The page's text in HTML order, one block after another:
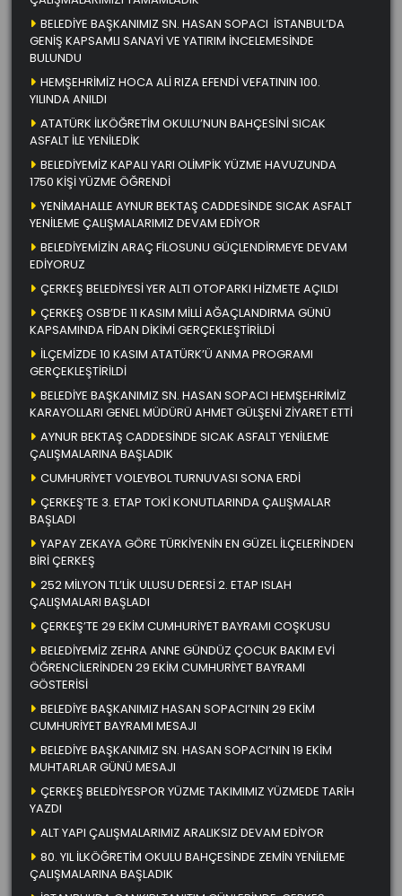
BELEDİYE BAŞKANIMIZ SN. HASAN SOPACI İSTANBUL’DA
GENİŞ KAPSAMLI SANAYİ VE YATIRIM İNCELEMESİNDE
BULUNDU
HEMŞEHRİMİZ HOCA ALİ RIZA EFENDİ VEFATININ 100.
YILINDA ANILDI
ATATÜRK İLKÖĞRETİM OKULU’NUN BAHÇESİNİ SICAK
ASFALT İLE YENİLEDİK
BELEDİYEMİZ KAPALI YARI OLİMPİK YÜZME HAVUZUNDA
1750 KİŞİ YÜZME ÖĞRENDİ
YENİMAHALLE AYNUR BEKTAŞ CADDESİNDE SICAK ASFALT
YENİLEME ÇALIŞMALARIMIZ DEVAM EDİYOR
BELEDİYEMİZİN ARAÇ FİLOSUNU GÜÇLENDİRMEYE DEVAM
EDİYORUZ
ÇERKEŞ BELEDİYESİ YER ALTI OTOPARKI HİZMETE AÇILDI
ÇERKEŞ OSB’DE 11 KASIM MİLLİ AĞAÇLANDIRMA GÜNÜ
KAPSAMINDA FİDAN DİKİMİ GERÇEKLEŞTİRİLDİ
İLÇEMİZDE 10 KASIM ATATÜRK’Ü ANMA PROGRAMI
GERÇEKLEŞTİRİLDİ
BELEDİYE BAŞKANIMIZ SN. HASAN SOPACI HEMŞEHRİMİZ
KARAYOLLARI GENEL MÜDÜRÜ AHMET GÜLŞENİ ZİYARET ETTİ
AYNUR BEKTAŞ CADDESİNDE SICAK ASFALT YENİLEME
ÇALIŞMALARINA BAŞLADIK
CUMHURİYET VOLEYBOL TURNUVASI SONA ERDİ
ÇERKEŞ’TE 3. ETAP TOKİ KONUTLARINDA ÇALIŞMALAR
BAŞLADI
YAPAY ZEKAYA GÖRE TÜRKİYENİN EN GÜZEL İLÇELERİNDEN
BİRİ ÇERKEŞ
252 MİLYON TL’LİK ULUSU DERESİ 2. ETAP ISLAH
ÇALIŞMALARI BAŞLADI
ÇERKEŞ’TE 29 EKİM CUMHURİYET BAYRAMI COŞKUSU
BELEDİYEMİZ ZEHRA ANNE GÜNDÜZ ÇOCUK BAKIM EVİ
ÖĞRENCİLERİNDEN 29 EKİM CUMHURİYET BAYRAMI
GÖSTERİSİ
BELEDİYE BAŞKANIMIZ HASAN SOPACI’NIN 29 EKİM
CUMHURİYET BAYRAMI MESAJI
BELEDİYE BAŞKANIMIZ SN. HASAN SOPACI’NIN 19 EKİM
MUHTARLAR GÜNÜ MESAJI
ÇERKEŞ BELEDİYESPOR YÜZME TAKIMIMIZ YÜZMEDE TARİH
YAZDI
ALT YAPI ÇALIŞMALARIMIZ ARALIKSIZ DEVAM EDİYOR
80. YIL İLKÖĞRETİM OKULU BAHÇESİNDE ZEMİN YENİLEME
ÇALIŞMALARINA BAŞLADIK